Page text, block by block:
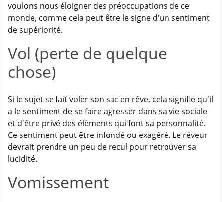
voulons nous éloigner des préoccupations de ce
monde, comme cela peut être le signe d'un sentiment
de supériorité.
Vol (perte de quelque
chose)
Si le sujet se fait voler son sac en rêve, cela signifie qu'il
a le sentiment de se faire agresser dans sa vie sociale
et d'être privé des éléments qui font sa personnalité.
Ce sentiment peut être infondé ou exagéré. Le rêveur
devrait prendre un peu de recul pour retrouver sa
lucidité.
Vomissement